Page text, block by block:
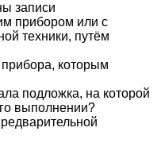
записи
прибором или с
техники, путём
которым
подложка, на которой
выполнении?